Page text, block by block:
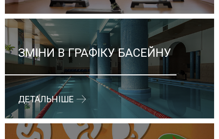
ЗМІНИ В ГРАФІКУ БАСЕЙНУ
ДЕТАЛЬНІШЕ